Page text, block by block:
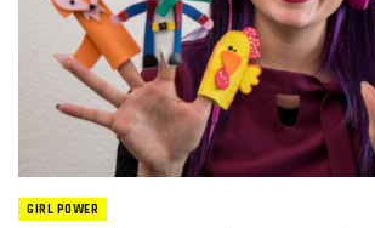
GIRL POWER